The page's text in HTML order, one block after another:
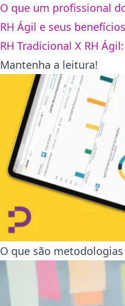
O que um profissional
RH Ágil e seus benefícios
RH Tradicional X RH
Mantenha a leitura!
O que são metodologias